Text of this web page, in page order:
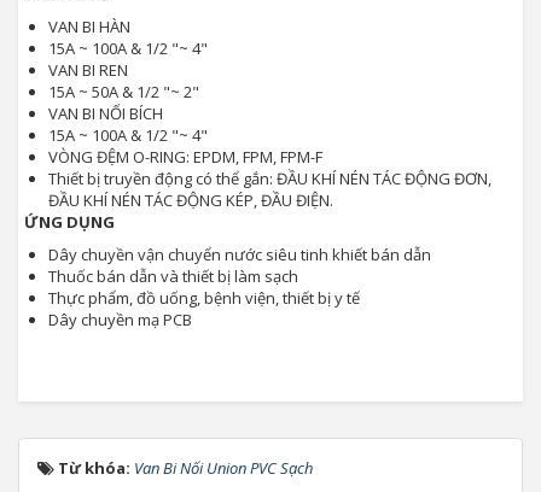
VAN BI HÀN
15A ~ 100A & 1/2 "~ 4"
VAN BI REN
15A ~ 50A & 1/2 "~ 2"
VAN BI NỐI BÍCH
15A ~ 100A & 1/2 "~ 4"
VÒNG ĐỆM O-RING: EPDM, FPM, FPM-F
Thiết bị truyền động có thể gắn: ĐẦU KHÍ NÉN TÁC ĐỘNG ĐƠN,
ĐẦU KHÍ NÉN TÁC ĐỘNG KÉP, ĐẦU ĐIỆN.
ỨNG DỤNG
Dây chuyền vận chuyển nước siêu tinh khiết bán dẫn
Thuốc bán dẫn và thiết bị làm sạch
Thực phẩm, đồ uống, bệnh viện, thiết bị y tế
Dây chuyền mạ PCB
Từ khóa: Van Bi Nối Union PVC Sạch